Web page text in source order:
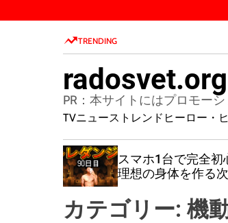
k
TRENDING
radosvet.org
PR：本サイトにはプロモー
TVニューストレンド ヒーロー・
スマホ1台で完全
理想の身体を作る
カテゴリー: 機